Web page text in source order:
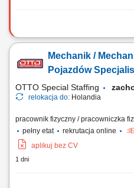
Zakres obowiązków:
ewidencji zużycia części oraz
prac specjalnych, w tym modyfikacji
Mechanik /
Pojazdów
OTTO Special Staffing
relokacja do: Holandia
pracownik fizyczny / pracowniczka
pełny etat
rekrutacja online
aplikuj bez CV
1 dni